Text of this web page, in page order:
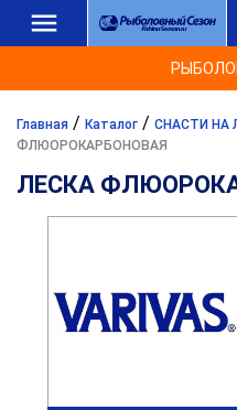
Главная / Каталог / СНАСТИ НА
ФЛЮОРОКАРБОНОВАЯ
ЛЕСКА